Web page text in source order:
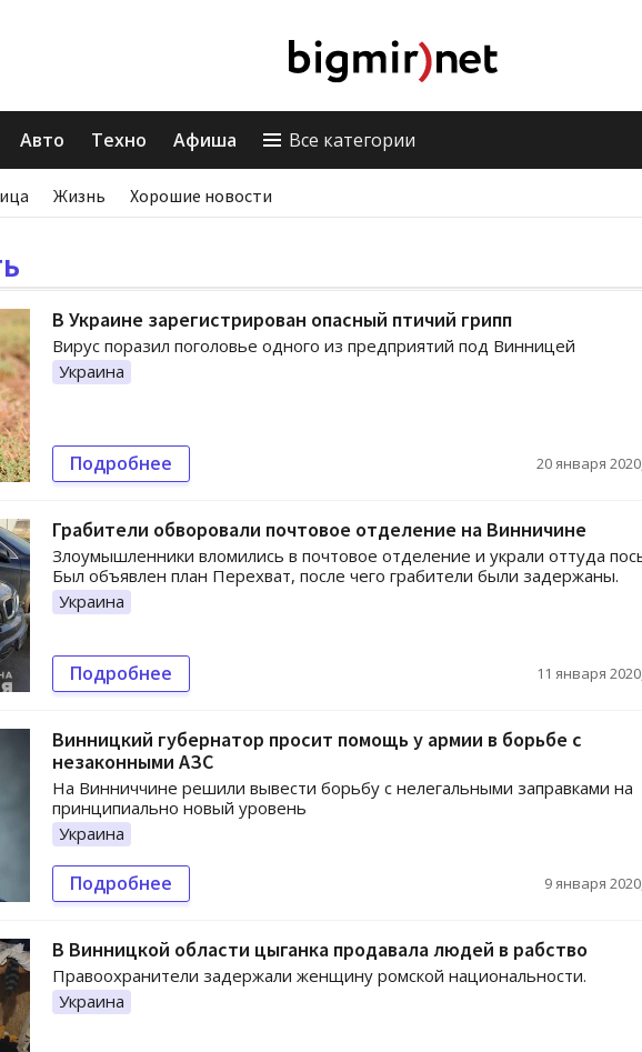
Авто Техно Афиша Все категории
Жизнь Хорошие новости
В Украине зарегистрирован опасный птичий грипп
Вирус поразил поголовье одного из предприятий под Винницей
Украина
Подробнее 20 января
Грабители обворовали почтовое отделение на Винничине
Злоумышленники вломились в почтовое отделение и украли оттуда
Был объявлен план Перехват, после чего грабители были задержаны.
Украина
Подробнее 11 января
Винницкий губернатор просит помощь у армии в борьбе с
незаконными АЗС
На Винниччине решили вывести борьбу с нелегальными заправками на
принципиально новый уровень
Украина
Подробнее 9 января
В Винницкой области цыганка продавала людей в рабство
Правоохранители задержали женщину ромской национальности.
Украина